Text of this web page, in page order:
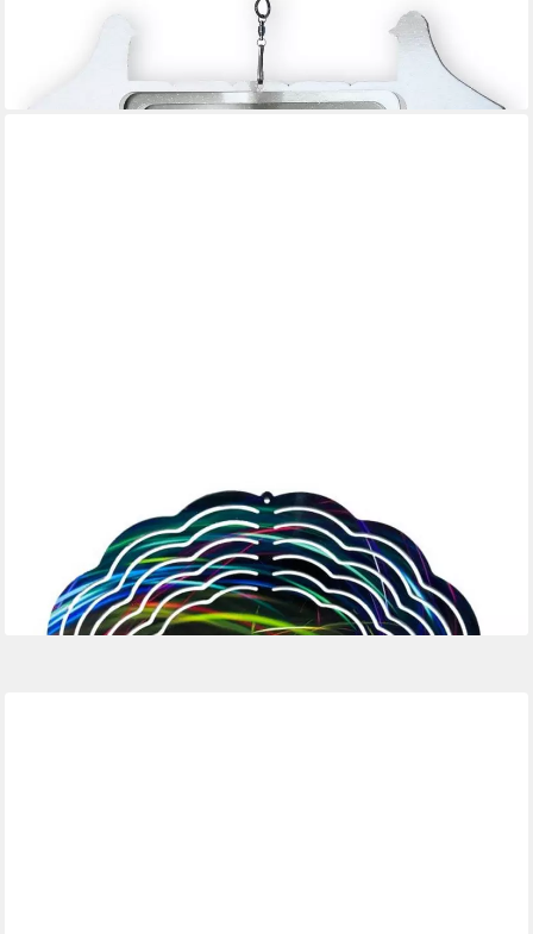
hängend mit Glaskugel (1x Windspiel), inklusive Aufhängung,
lieferbar - in 3-4 Werktagen bei dir
Windspiel Edelstahl 3D Windspiel Windspinner 20cm Modern
Abstrakt Bunt WI28
16,99 €
lieferbar - in 3-4 Werktagen bei dir